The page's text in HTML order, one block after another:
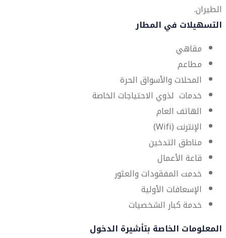
الطيران.
التسهيلات في المطار
مقاهي
مطاعم
المحلات والأسواق الحرة
خدمات لذوي الاحتياجات الخاصة
الهاتف العام
الإنترنت (Wifi)
مناطق التدخين
قاعة الأعمال
خدمت المفقودات والعثور
الإسعافات الأولية
خدمة كبار الشخصيات
المعلومات الخاصة بتأشيرة الدخول